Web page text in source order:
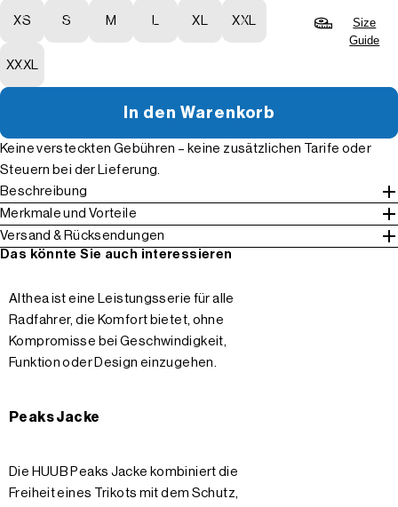
XS S M L XL XXL
XXXL
Size
Guide
In den Warenkorb
Keine versteckten Gebühren – keine zusätzlichen Tarife oder
Steuern bei der Lieferung.
Beschreibung
Merkmale und Vorteile
Versand & Rücksendungen
Das könnte Sie auch interessieren
Althea ist eine Leistungsserie für alle
Radfahrer, die Komfort bietet, ohne
Kompromisse bei Geschwindigkeit,
Funktion oder Design einzugehen.
Peaks Jacke
Die HUUB Peaks Jacke kombiniert die
Freiheit eines Trikots mit dem Schutz,